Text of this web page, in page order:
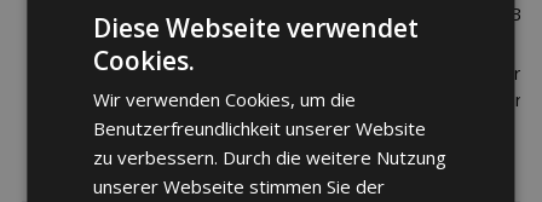
ungerechtfertigter
Vertretung in
bei einem
Diese Webseite verwendet
Cookies.
Wir verwenden Cookies, um die
Benutzerfreundlichkeit unserer Website
zu verbessern. Durch die weitere Nutzung
unserer Webseite stimmen Sie der